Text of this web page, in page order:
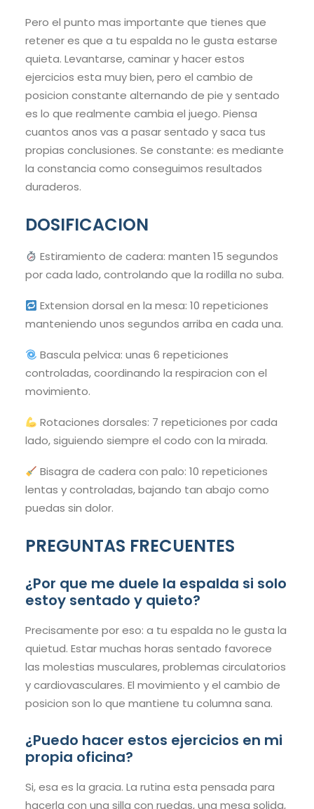
Pero el punto mas importante que tienes que
retener es que a tu espalda no le gusta estarse
quieta. Levantarse, caminar y hacer estos
ejercicios esta muy bien, pero el cambio de
posicion constante alternando de pie y sentado
es lo que realmente cambia el juego. Piensa
cuantos anos vas a pasar sentado y saca tus
propias conclusiones. Se constante: es mediante
la constancia como conseguimos resultados
duraderos.
DOSIFICACION
Estiramiento de cadera: manten 15 segundos
por cada lado, controlando que la rodilla no suba.
Extension dorsal en la mesa: 10 repeticiones
manteniendo unos segundos arriba en cada una.
Bascula pelvica: unas 6 repeticiones
controladas, coordinando la respiracion con el
movimiento.
Rotaciones dorsales: 7 repeticiones por cada
lado, siguiendo siempre el codo con la mirada.
Bisagra de cadera con palo: 10 repeticiones
lentas y controladas, bajando tan abajo como
puedas sin dolor.
PREGUNTAS FRECUENTES
¿Por que me duele la espalda si solo
estoy sentado y quieto?
Precisamente por eso: a tu espalda no le gusta la
quietud. Estar muchas horas sentado favorece
las molestias musculares, problemas circulatorios
y cardiovasculares. El movimiento y el cambio de
posicion son lo que mantiene tu columna sana.
¿Puedo hacer estos ejercicios en mi
propia oficina?
Si, esa es la gracia. La rutina esta pensada para
hacerla con una silla con ruedas, una mesa solida,